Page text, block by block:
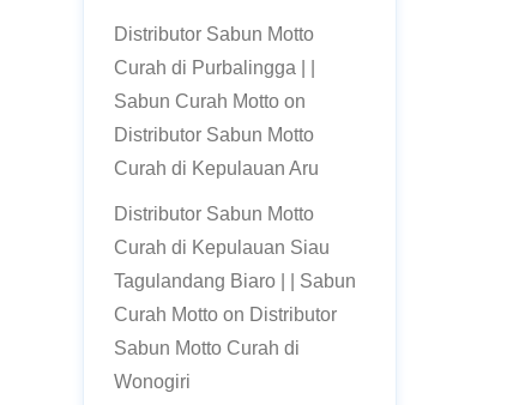
Distributor Sabun Motto
Curah di Purbalingga | |
Sabun Curah Mottoon
Distributor Sabun Motto
Curah di Kepulauan Aru
Distributor Sabun Motto
Curah di Kepulauan Siau
Tagulandang Biaro | | Sabun
Curah Mottoon Distributor
Sabun Motto Curah di
Wonogiri